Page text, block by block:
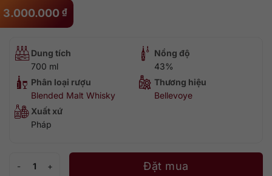
3.000.000 ₫
Dung tích
700 ml
Nồng độ
43%
Phân loại rượu
Blended Malt Whisky
Thương hiệu
Bellevoye
Xuất xứ
Pháp
Đặt mua